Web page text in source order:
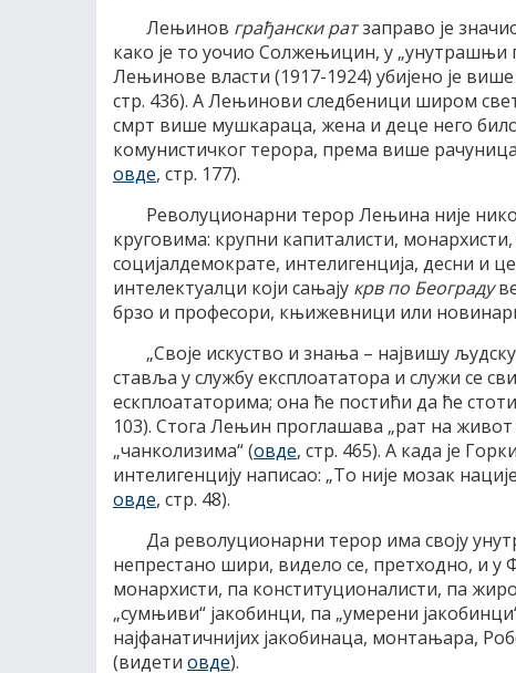
Лењинов грађански ратзаправо је
како је то уочио Солжењицин, у „унутрашњи
Лењинове власти (1917-1924) убијено је
стр. 436). А Лењинови следбеници широм
смрт више мушкараца, жена и деце него
комунистичког терора, према више
овде, стр. 177).
Револуционарни терор Лењина није
круговима: крупни капиталисти,
социјалдемократе, интелигенција, десни
интелектуалци који сањају крв по Београду
брзо и професори, књижевници или
„Своје искуство и знања – највишу
ставља у службу експлоататора и служи се
ескплоататорима; она ће постићи да ће
103). Стога Лењин проглашава „рат на
„чанколизима“ (овде, стр. 465). А када је
интелигенцију написао: „То није мозак
овде, стр. 48).
Да револуционарни терор има своју
непрестано шири, видело се, претходно, и у
монархисти, па конституционалисти, па
„сумњиви“ јакобинци, па „умерени
најфанатичнијих јакобинаца, монтањара,
(видети овде).